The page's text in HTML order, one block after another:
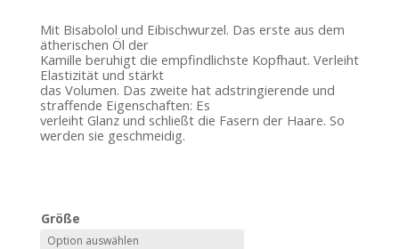
Mit Bisabolol und Eibischwurzel. Das erste aus dem
ätherischen Öl der
Kamille beruhigt die empfindlichste Kopfhaut. Verleiht
Elastizität und stärkt
das Volumen. Das zweite hat adstringierende und
straffende Eigenschaften: Es
verleiht Glanz und schließt die Fasern der Haare. So
werden sie geschmeidig.
Größe